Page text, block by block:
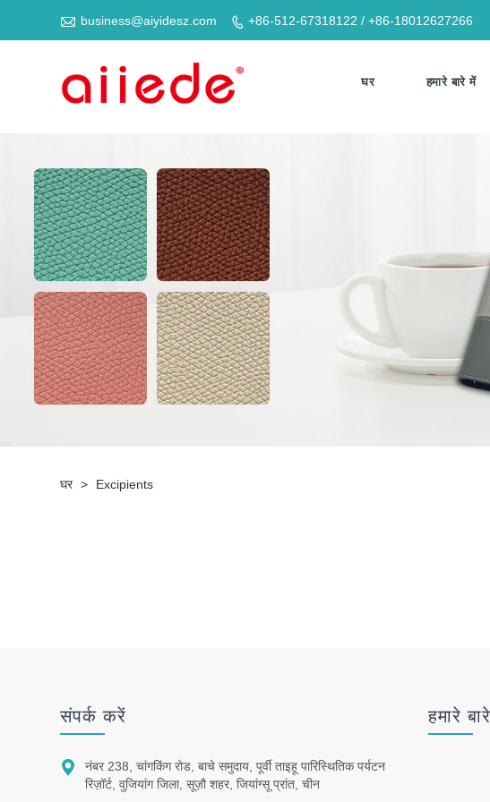
 business@aiyidesz.com  +86-512-67318122 / +86-18012627266
घर हमारे बारे में
घर > Excipients
संपर्क करें

नंबर 238, चांगकिंग रोड, बाचे समुदाय, पूर्वी ताइहू पारिस्थितिक पर्यटन
रिज़ॉर्ट, वुजियांग जिला, सूज़ौ शहर, जियांग्सू प्रांत, चीन
हमारे